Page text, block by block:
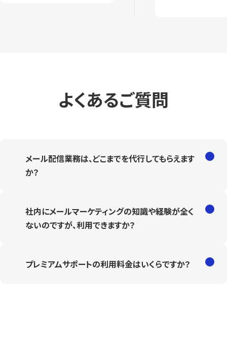
よくあるご質問
メール配信業務は、どこまでを代行してもらえます
か？
社内にメールマーケティングの知識や経験が全く
ないのですが、利用できますか？
プレミアムサポートの利用料金はいくらですか？